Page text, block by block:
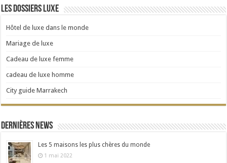
Les dossiers Luxe
Hôtel de luxe dans le monde
Mariage de luxe
Cadeau de luxe femme
cadeau de luxe homme
City guide Marrakech
Dernières news
Les 5 maisons les plus chères du monde
1 mai 2022